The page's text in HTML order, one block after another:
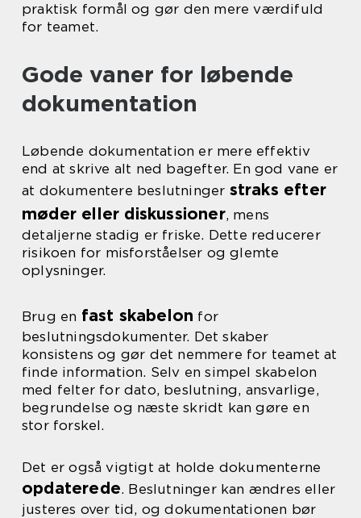
praktisk formål og gør den mere værdifuld
for teamet.
Gode vaner for løbende
dokumentation
Løbende dokumentation er mere effektiv
end at skrive alt ned bagefter. En god vane er
at dokumentere beslutninger straks efter
møder eller diskussioner, mens
detaljerne stadig er friske. Dette reducerer
risikoen for misforståelser og glemte
oplysninger.
Brug en fast skabelon for
beslutningsdokumenter. Det skaber
konsistens og gør det nemmere for teamet at
finde information. Selv en simpel skabelon
med felter for dato, beslutning, ansvarlige,
begrundelse og næste skridt kan gøre en
stor forskel.
Det er også vigtigt at holde dokumenterne
opdaterede. Beslutninger kan ændres eller
justeres over tid, og dokumentationen bør